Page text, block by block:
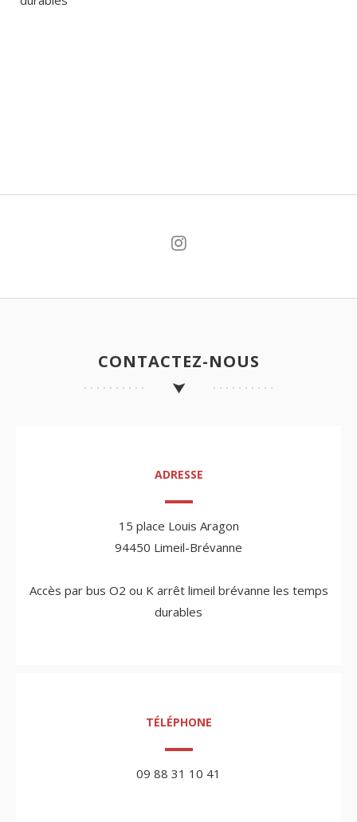
CONTACTEZ-NOUS
ADRESSE
15 place Louis Aragon
94450 Limeil-Brévanne
Accès par bus O2 ou K arrêt limeil brévanne les temps
durables
TÉLÉPHONE
09 88 31 10 41